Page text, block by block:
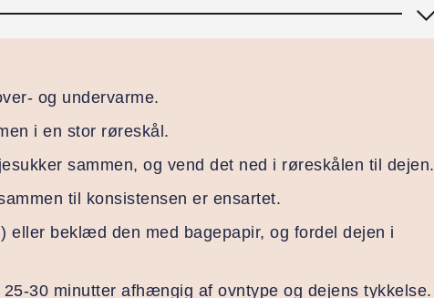
og undervarme.
i en stor røreskål.
sammen, og vend det ned i røreskålen til dejen.
til konsistensen er ensartet.
eller beklæd den med bagepapir, og fordel dejen i
30 minutter afhængig af ovntype og dejens tykkelse.